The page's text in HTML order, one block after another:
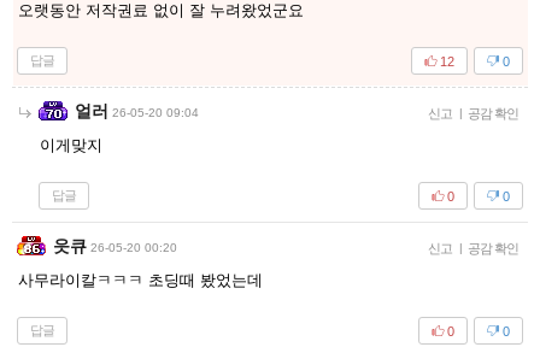
오랫동안 저작권료 없이 잘 누려왔었군요
답글 0
12
얼러 26-05-20 09:04 신고 | 공감 확인
이게맞지
답글 0
0
읏큐 26-05-20 00:20 신고 | 공감 확인
사무라이칼ㅋㅋㅋ 초딩때 봤었는데
답글 0
0